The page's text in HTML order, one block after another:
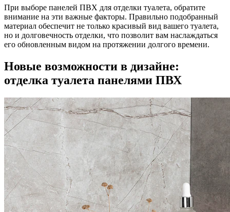
При выборе панелей ПВХ для отделки туалета, обратите
внимание на эти важные факторы. Правильно подобранный
материал обеспечит не только красивый вид вашего туалета,
но и долговечность отделки, что позволит вам наслаждаться
его обновленным видом на протяжении долгого времени.
Новые возможности в дизайне:
отделка туалета панелями ПВХ